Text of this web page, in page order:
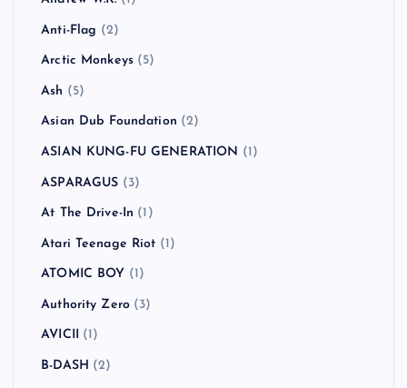
Anti-Flag (2)
Arctic Monkeys (5)
Ash (5)
Asian Dub Foundation (2)
ASIAN KUNG-FU GENERATION (1)
ASPARAGUS (3)
At The Drive-In (1)
Atari Teenage Riot (1)
ATOMIC BOY (1)
Authority Zero (3)
AVICII (1)
B-DASH (2)